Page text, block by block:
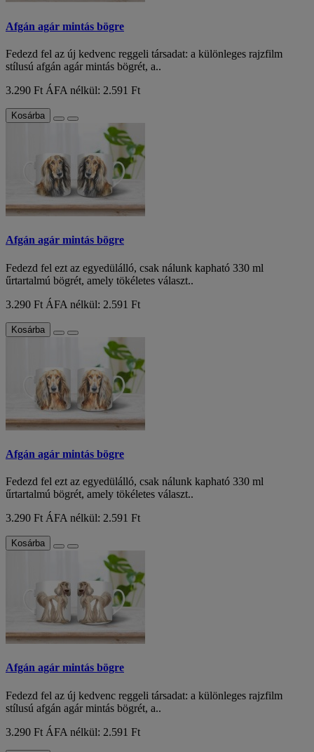
Afgán agár mintás bögre
Fedezd fel az új kedvenc reggeli társadat: a különleges rajzfilm
stílusú afgán agár mintás bögrét, a..
3.290 Ft ÁFA nélkül: 2.591 Ft
Kosárba
Afgán agár mintás bögre
Fedezd fel ezt az egyedülálló, csak nálunk kapható 330 ml
űrtartalmú bögrét, amely tökéletes választ..
3.290 Ft ÁFA nélkül: 2.591 Ft
Kosárba
Afgán agár mintás bögre
Fedezd fel ezt az egyedülálló, csak nálunk kapható 330 ml
űrtartalmú bögrét, amely tökéletes választ..
3.290 Ft ÁFA nélkül: 2.591 Ft
Kosárba
Afgán agár mintás bögre
Fedezd fel az új kedvenc reggeli társadat: a különleges rajzfilm
stílusú afgán agár mintás bögrét, a..
3.290 Ft ÁFA nélkül: 2.591 Ft